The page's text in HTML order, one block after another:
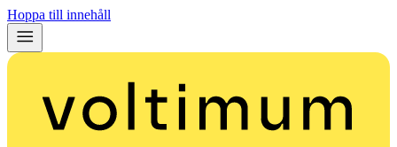
Hoppa till innehåll